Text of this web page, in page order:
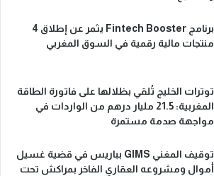
برنامج Fintech Booster يثمر عن إطلاق 4
منتجات مالية رقمية في السوق المغربي
توترات الخليج تُلقي بظلالها على فاتورة الطاقة
المغربية: 21.5 مليار درهم من الواردات في
مواجهة صدمة مستمرة
توقيف المغني GIMS بباريس في قضية غسيل
أموال ومشروعه العقاري الفاخر بمراكش تحت